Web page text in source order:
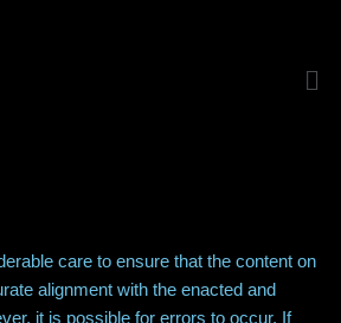
care to ensure that the content on
alignment with the enacted and
it is possible for errors to occur. If